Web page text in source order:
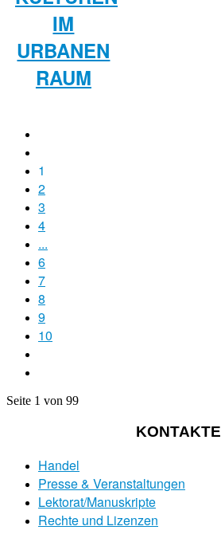
IM
URBANEN
RAUM
1
2
3
4
...
6
7
8
9
10
Seite 1 von 99
KONTAKTE
Handel
Presse & Veranstaltungen
Lektorat/Manuskripte
Rechte und Lizenzen